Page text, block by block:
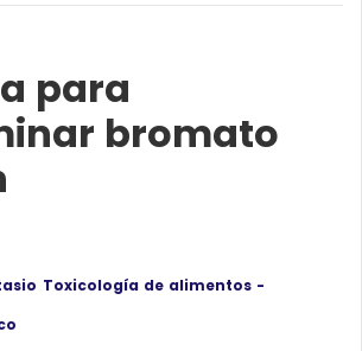
para
bromato
Toxicología de alimentos -